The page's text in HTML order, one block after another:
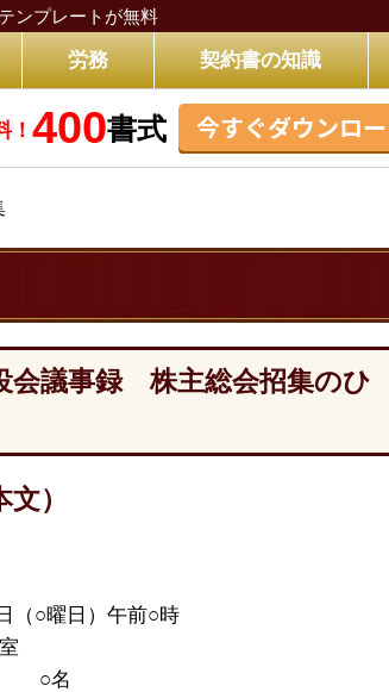
ンプレートが無料
労務 契約書の知識
！ 400書式 今すぐダウンロ
会議事録 株主総会招集のひ
）
○曜日）午前○時
○名